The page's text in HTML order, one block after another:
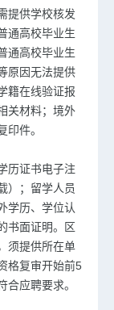
提供学校核发
通高校毕业生
通高校毕业生
原因无法提供
籍在线验证报
关材料；境外
件。
历证书电子注
）；留学人员
学历、学位认
书面证明。区
须提供所在单
格复审开始前5
合应聘要求。